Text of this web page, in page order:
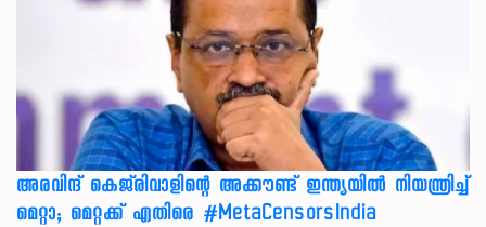
അരവിന്ദ് കെജ്‌രിവാളിന്റെ അക്കൗണ്ട് ഇന്ത്യയിൽ നിയന്ത്രിച്ച്
മെറ്റാ; മെറ്റക്ക് എതിരെ #MetaCensorsIndia